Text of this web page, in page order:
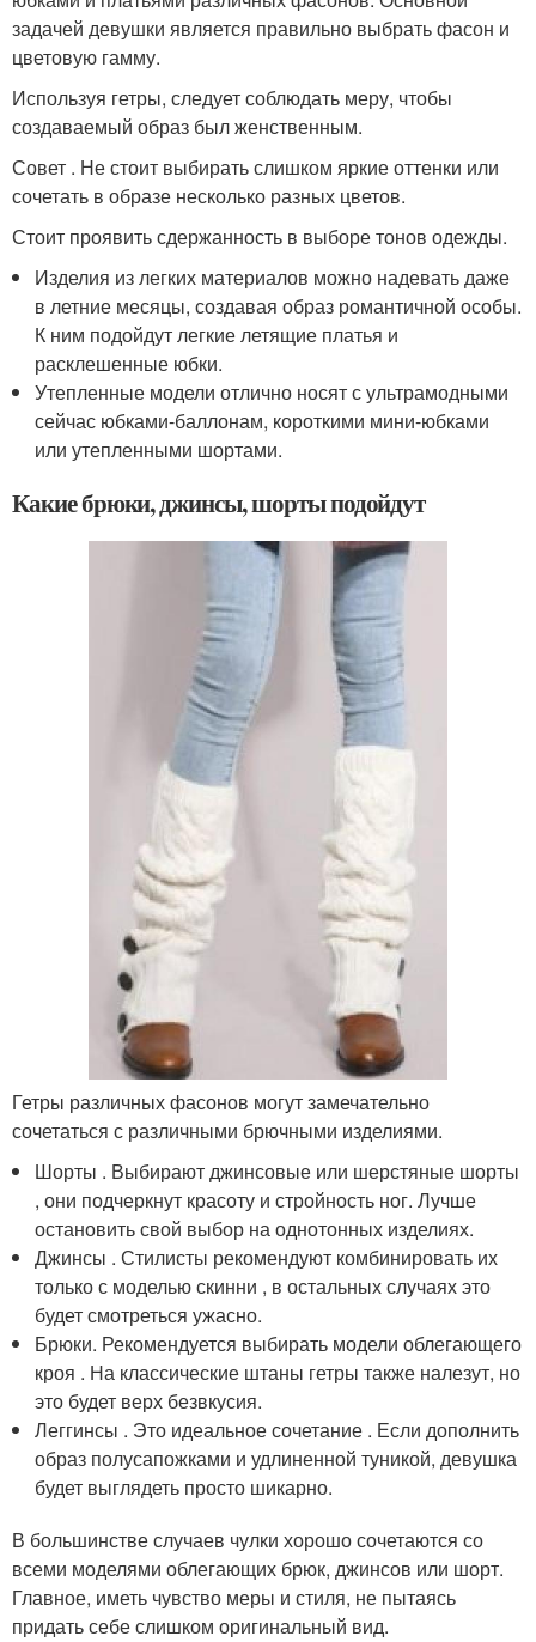
задачей девушки является правильно выбрать фасон и
цветовую гамму.
Используя гетры, следует соблюдать меру, чтобы
создаваемый образ был женственным.
Совет . Не стоит выбирать слишком яркие оттенки или
сочетать в образе несколько разных цветов.
Стоит проявить сдержанность в выборе тонов одежды.
Изделия из легких материалов можно надевать даже
в летние месяцы, создавая образ романтичной особы.
К ним подойдут легкие летящие платья и
расклешенные юбки.
Утепленные модели отлично носят с ультрамодными
сейчас юбками-баллонам, короткими мини-юбками
или утепленными шортами.
Какие брюки, джинсы, шорты подойдут
Гетры различных фасонов могут замечательно
сочетаться с различными брючными изделиями.
Шорты . Выбирают джинсовые или шерстяные шорты
, они подчеркнут красоту и стройность ног. Лучше
остановить свой выбор на однотонных изделиях.
Джинсы . Стилисты рекомендуют комбинировать их
только с моделью скинни , в остальных случаях это
будет смотреться ужасно.
Брюки. Рекомендуется выбирать модели облегающего
кроя . На классические штаны гетры также налезут, но
это будет верх безвкусия.
Леггинсы . Это идеальное сочетание . Если дополнить
образ полусапожками и удлиненной туникой, девушка
будет выглядеть просто шикарно.
В большинстве случаев чулки хорошо сочетаются со
всеми моделями облегающих брюк, джинсов или шорт.
Главное, иметь чувство меры и стиля, не пытаясь
придать себе слишком оригинальный вид.